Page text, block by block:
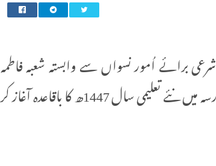
اُمور نسواں سے وابستہ شعبہ فاطمہ
بنت اسد(ع) برائے قرآنی علوم نے اپنے قرآنی مدرسہ میں نئے تعلیمی سال 1447ھ کا باقاعدہ آغاز کر